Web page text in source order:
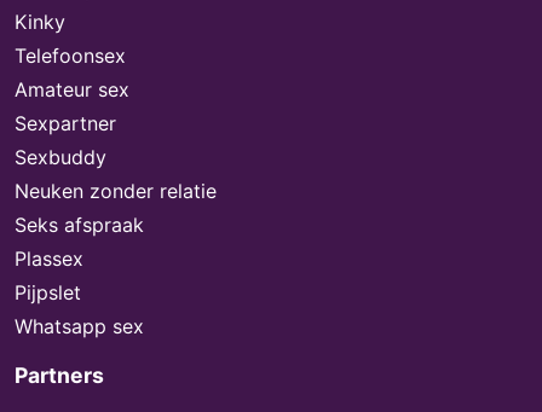
Kinky
Telefoonsex
Amateur sex
Sexpartner
Sexbuddy
Neuken zonder relatie
Seks afspraak
Plassex
Pijpslet
Whatsapp sex
Partners